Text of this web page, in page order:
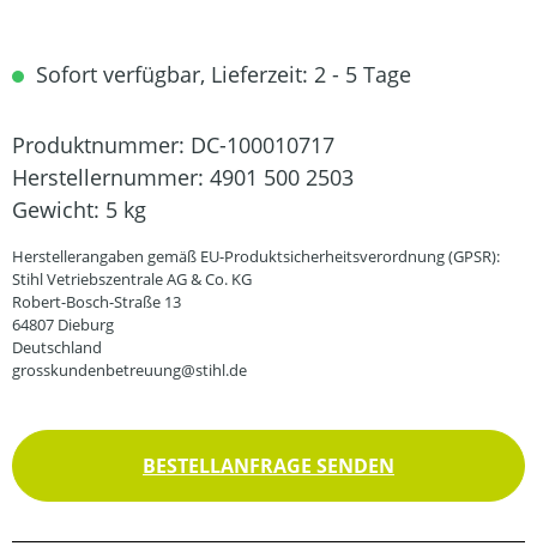
Sofort verfügbar, Lieferzeit: 2 - 5 Tage
Produktnummer: DC-100010717
Herstellernummer: 4901 500 2503
Gewicht: 5 kg
Herstellerangaben gemäß EU-Produktsicherheitsverordnung (GPSR):
Stihl Vetriebszentrale AG & Co. KG
Robert-Bosch-Straße 13
64807 Dieburg
Deutschland
grosskundenbetreuung@stihl.de
BESTELLANFRAGE SENDEN